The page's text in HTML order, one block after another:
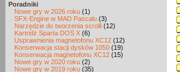
Poradniki
Nowe gry w 2026 roku (1)
SFX-Engine w MAD Pascalu (3)
Narzędzie do tworzenia scrolli (12)
Kartridż Sparta DOS X (6)
Usprawnienia magnetofonu XC12 (12)
Konserwacja stacji dysków 1050 (19)
Konserwacja magnetofonu XC12 (15)
Nowe gry w 2020 roku (2)
Nowe gry w 2019 roku (35)